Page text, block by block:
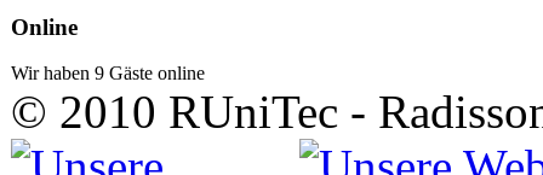
Online
Wir haben 9 Gäste online
© 2010 RUniTec -